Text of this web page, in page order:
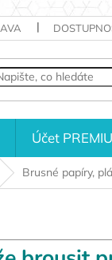
Účet
Brusné papíry,